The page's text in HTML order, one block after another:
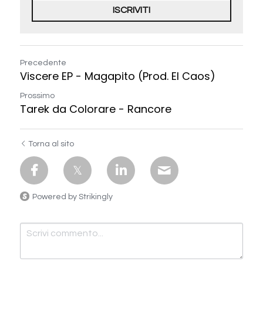
ISCRIVITI
Precedente
Viscere EP - Magapito (Prod. El Caos)
Prossimo
Tarek da Colorare - Rancore
Torna al sito
Powered by Strikingly